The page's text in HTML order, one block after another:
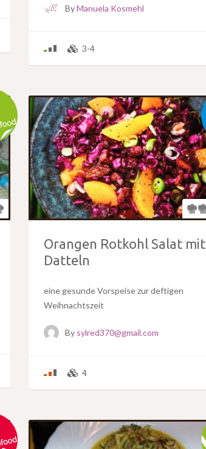
ByManuela Kosmehl
3-4
Orangen Rotkohl Salat mit
Datteln
eine gesunde Vorspeise zur deftigen
Weihnachtszeit
By sylred370@gmail.com
4